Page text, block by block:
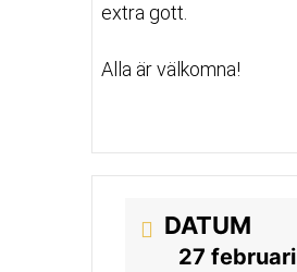
extra gott.
Alla är välkomna!
DATUM
27 februari